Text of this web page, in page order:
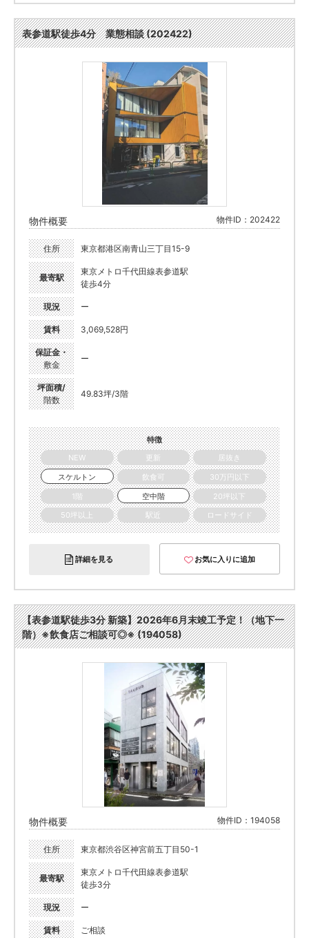
表参道駅徒歩4分 業態相談 (202422)
物件概要 物件ID：202422
住所 東京都港区南青山三丁目15-9
最寄駅
東京メトロ千代田線表参道駅
徒歩4分
現況 ー
賃料 3,069,528円
保証金・
敷金
ー
坪面積/
階数
49.83坪/3階
特徴
NEW
更新
居抜き
スケルトン
飲食可
30万円以下
1階
空中階
20坪以下
50坪以上
駅近 ロードサイド
詳細を見る お気に入りに追加
【表参道駅徒歩3分 新築】2026年6月末竣工予定！（地下一
階）※飲食店ご相談可◎※ (194058)
物件概要 物件ID：194058
住所 東京都渋谷区神宮前五丁目50-1
最寄駅
東京メトロ千代田線表参道駅
徒歩3分
現況 ー
賃料 ご相談